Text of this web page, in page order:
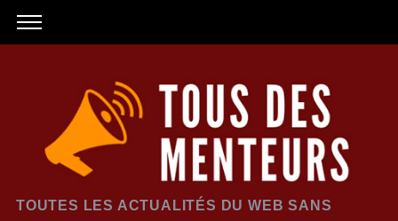
TOUTES LES ACTUALITÉS DU WEB SANS